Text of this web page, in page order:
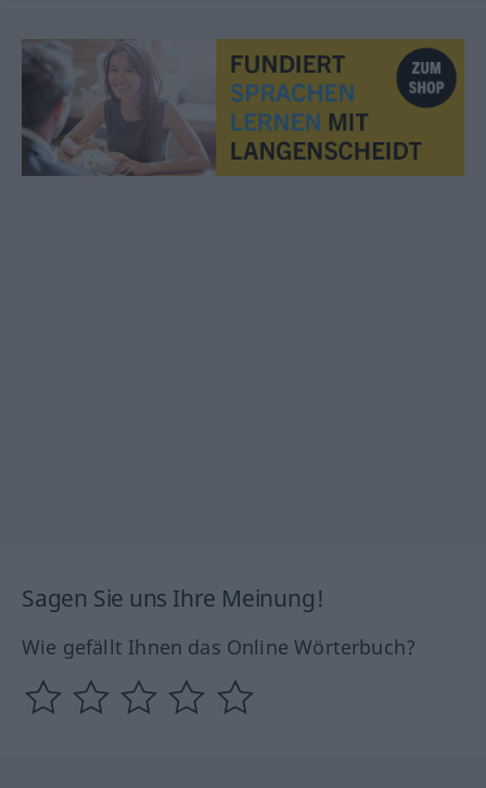
Sagen Sie uns Ihre Meinung!
Wie gefällt Ihnen das Online Wörterbuch?